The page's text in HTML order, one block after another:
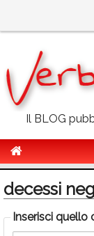
Il BLOG
Politica
Sport
decessi
Inserisci quello